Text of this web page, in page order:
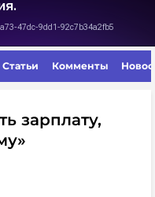
Статьи Комменты
зарплату,